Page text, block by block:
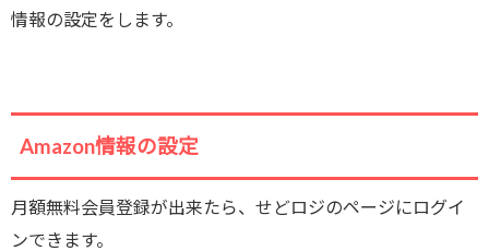
情報の設定をします。
Amazon情報の設定
月額無料会員登録が出来たら、せどロジのページにログイ
ンできます。